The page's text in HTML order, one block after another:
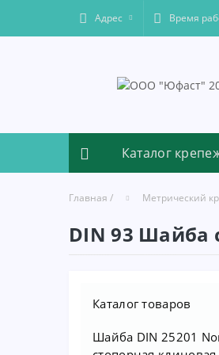
Адрес Время
Каталог
Главная / Метрический
DIN 93 Шайба
Каталог товаров
Шайба DIN 25201